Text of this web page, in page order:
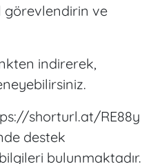
görevlendirin ve
indirerek,
shorturl.at/RE88y
destek
bulunmaktadır.